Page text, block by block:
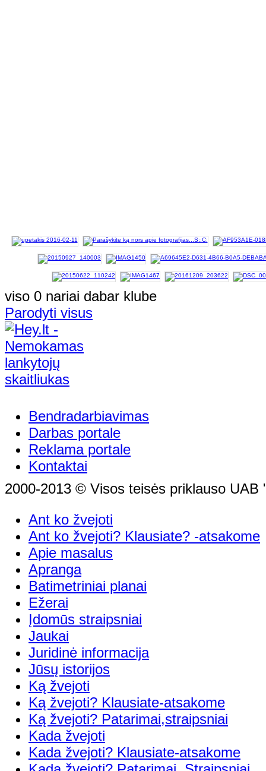
viso 0 nariai dabar klube
Parodyti visus
Bendradarbiavimas
Darbas portale
Reklama portale
Kontaktai
2000-2013 © Visos teisės priklauso UAB
Ant ko žvejoti
Ant ko žvejoti? Klausiate? -atsakome
Apie masalus
Apranga
Batimetriniai planai
Ežerai
Įdomūs straipsniai
Jaukai
Juridinė informacija
Jūsų istorijos
Ką žvejoti
Ką žvejoti? Klausiate-atsakome
Ką žvejoti? Patarimai,straipsniai
Kada žvejoti
Kada žvejoti? Klausiate-atsakome